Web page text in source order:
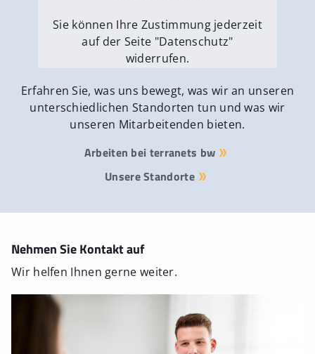
Sie können Ihre Zustimmung jederzeit
auf der Seite "Datenschutz"
widerrufen.
Externe Medien erlauben
Erfahren Sie, was uns bewegt, was wir an unseren
unterschiedlichen Standorten tun und was wir
unseren Mitarbeitenden bieten.
Arbeiten bei terranets bw
Unsere Standorte
Nehmen Sie Kontakt auf
Wir helfen Ihnen gerne weiter.